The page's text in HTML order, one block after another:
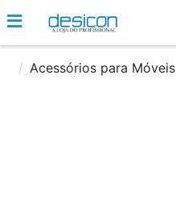
Acessórios para Móveis